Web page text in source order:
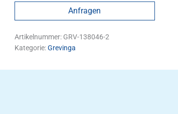
Anfragen
Artikelnummer: GRV-138046-2
Kategorie:Grevinga